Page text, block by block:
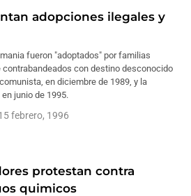
adopciones ilegales y
fueron "adoptados" por familias
con destino desconocido
en diciembre de 1989, y la
junio de 1995.
febrero, 1996
protestan contra
quimicos